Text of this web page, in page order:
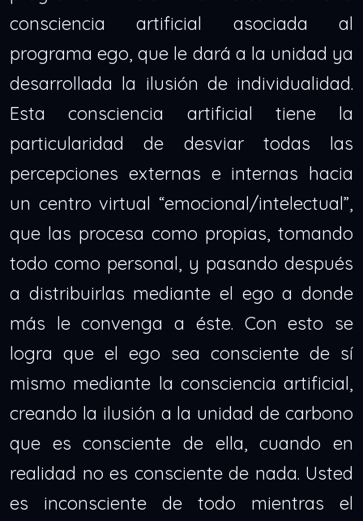
consciencia artificial asociada al
programa ego, que le dará a la unidad ya
desarrollada la ilusión de individualidad.
Esta consciencia artificial tiene la
particularidad de desviar todas las
percepciones externas e internas hacia
un centro virtual “emocional/intelectual”,
que las procesa como propias, tomando
todo como personal, y pasando después
a distribuirlas mediante el ego a donde
más le convenga a éste. Con esto se
logra que el ego sea consciente de sí
mismo mediante la consciencia artificial,
creando la ilusión a la unidad de carbono
que es consciente de ella, cuando en
realidad no es consciente de nada. Usted
es inconsciente de todo mientras el